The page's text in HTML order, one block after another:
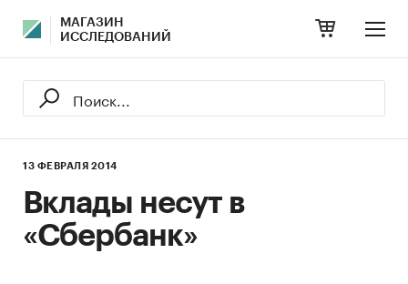
МАГАЗИН
ИССЛЕДОВАНИЙ
13 ФЕВРАЛЯ 2014
Вклады несут в
«Сбербанк»